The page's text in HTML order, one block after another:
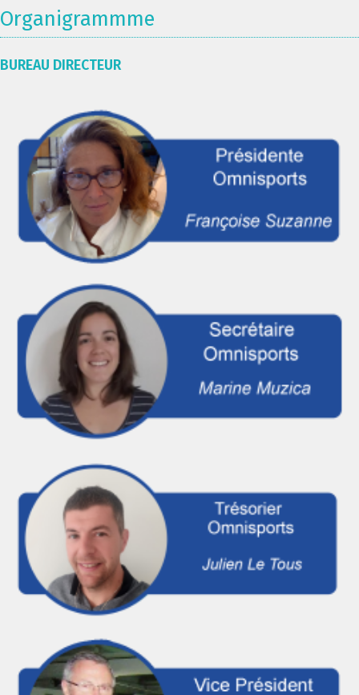
Organigrammme
BUREAU DIRECTEUR